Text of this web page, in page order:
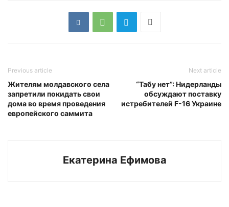
Previous article
Жителям молдавского села
запретили покидать свои
дома во время проведения
европейского саммита
Next article
“Табу нет”: Нидерланды
обсуждают поставку
истребителей F-16 Украине
Екатерина Ефимова